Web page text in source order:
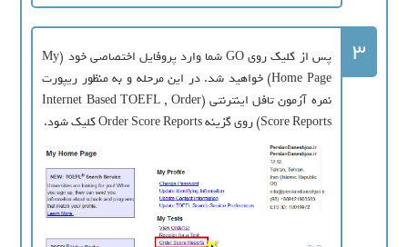
3
پس از کلیک روی GO شما وارد پروفایل اختصاصی خود (My
Home Page) خواهید شد. در این مرحله و به منظور ریپورت
نمره آزمون تافل اینترنتی (Internet Based TOEFL , Order
Score Reports) روی گزینه Order Score Reports کلیک شود.